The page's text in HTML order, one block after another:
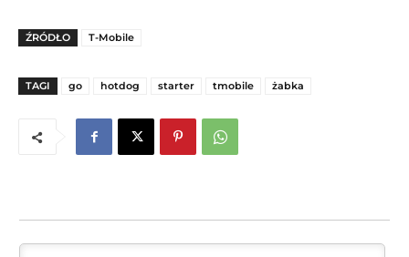
ŹRÓDŁO T-Mobile
TAGI go hotdog starter tmobile żabka